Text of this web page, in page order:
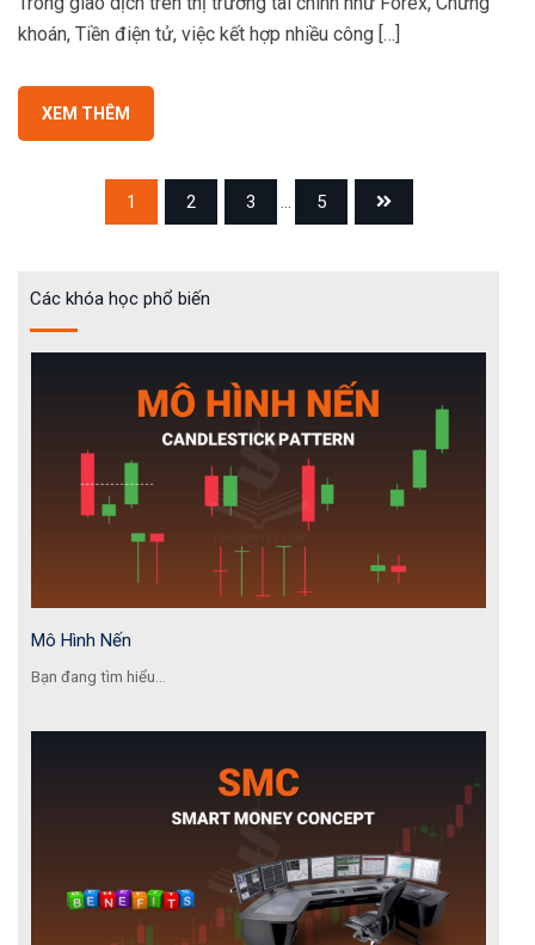
khoán, Tiền điện tử, việc kết hợp nhiều công […]
XEM THÊM
1 2 3 ... 5
Các khóa học phổ biến
Mô Hình Nến
Bạn đang tìm hiểu...